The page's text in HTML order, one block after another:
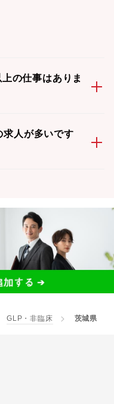
の仕事はありま
求人が多いです
GLP・非臨床 茨城県